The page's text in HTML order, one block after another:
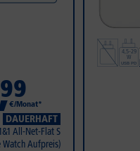
99
€/Monat*
DAUERHAFT
All-Net-Flat S
Watch Aufpreis)